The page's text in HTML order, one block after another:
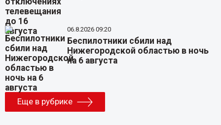
06.8.2026 09:20
Беспилотники сбили над
Нижегородской областью в ночь
на 6 августа
Еще в рубрике